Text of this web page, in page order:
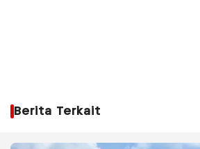
Berita Terkait